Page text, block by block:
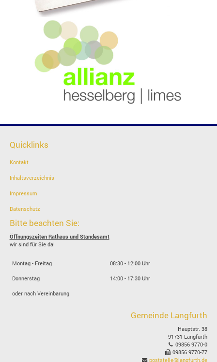
Quicklinks
Kontakt
Inhaltsverzeichnis
Impressum
Datenschutz
Bitte beachten Sie:
Öffnungszeiten Rathaus und Standesamt
wir sind für Sie da!
Montag - Freitag 08:30 - 12:00 Uhr
Donnerstag 14:00 - 17:30 Uhr
oder nach Vereinbarung
Gemeinde Langfurth
Hauptstr. 38
91731 Langfurth
09856 9770-0
09856 9770-77
poststelle@langfurth.de